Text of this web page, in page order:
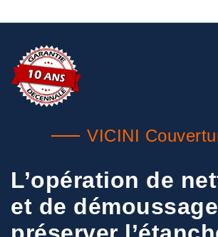
VICINI
L’opération de
et de